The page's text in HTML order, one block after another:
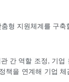
형 지원체계를 구축
간 역할 조정, 기업
책을 연계해 기업